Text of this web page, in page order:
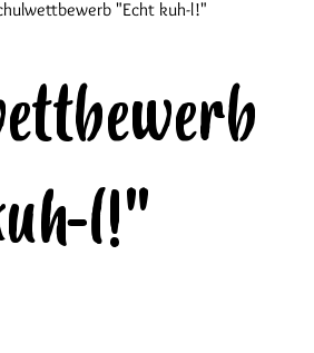
"Echt kuh-l!"
l!"